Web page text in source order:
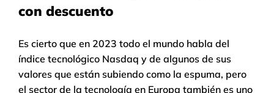
con descuento
Es cierto que en 2023 todo el mundo habla del
índice tecnológico Nasdaq y de algunos de sus
valores que están subiendo como la espuma, pero
el sector de la tecnología en Europa también es uno